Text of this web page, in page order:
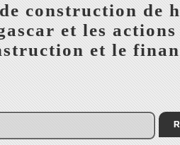
construction de
et les actions
et le